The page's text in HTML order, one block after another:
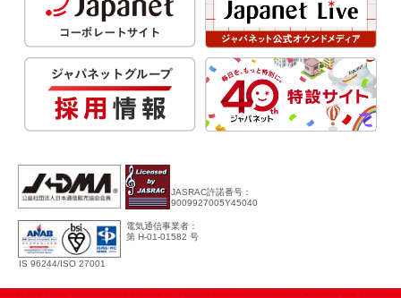
JASRAC許諾番号：
9009927005Y45040
IS 96244/ISO 27001
電気通信事業者：
第 H-01-01582 号